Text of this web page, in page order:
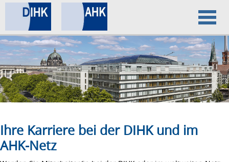
Home
Datenschutz
Impressum
Ihre Karriere bei der DIHK und im
AHK-Netz